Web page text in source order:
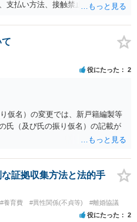
支払い方法、接触禁止条項、口外
事件化できないと述べた理由の一
か、合意の上だったと虚偽の供述
すると、相手は、示談書を交わし
ほうが良いでしょう。 もし相手が
ら、上記の内容を入れれるだけ示
来事によって関わった病院への相
。 ただちに名誉棄損には当たりま
損になりえます。 また、業務妨害
す。 名誉棄損（民事、刑事とも）
事実」（相手の社会的外務的名誉
なる）を摘示することで成立しま
」でも該当してしまいます。 です
に話すだけでは公然性を欠きます
ただし、さらに多くの人に相談し
っても名誉棄損に当たる可能性が
者さんが病院に相談することによ
り、精神的苦痛を与えると、業務
役にたった 2
仮名）の変更では、新戸籍編製等
氏（及び氏の振り仮名）の記載が
証拠収集方法と法的手
#養育費 #異性関係(不貞等) #離婚協議
役にたった 2